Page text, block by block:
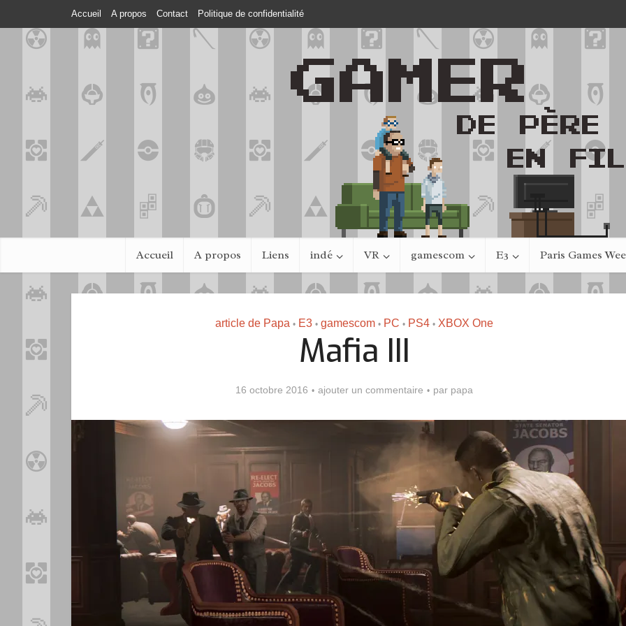
Accueil A propos Contact Politique de confidentialité
Accueil A propos Liens indé VR gamescom E3 Paris Games
article de Papa • E3 • gamescom • PC • PS4 • XBOX One
Mafia III
16 octobre 2016 ajouter un commentaire par papa
Looking for Fael
Assassin’s Creed Black